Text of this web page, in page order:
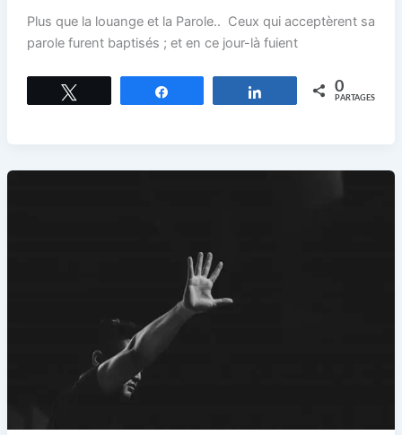
Plus que la louange et la Parole.. Ceux qui acceptèrent sa
parole furent baptisés ; et en ce jour-là fuient
Partagez 0
PARTAGES